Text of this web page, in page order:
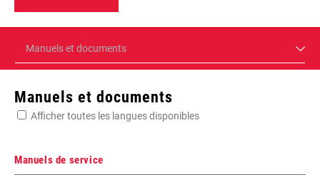
Manuels et documents
Manuels et documents
Afficher toutes les langues disponibles
Manuels de service